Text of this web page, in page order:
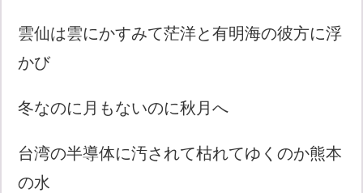
雲仙は雲にかすみて茫洋と有明海の彼方に浮
かび
冬なのに月もないのに秋月へ
台湾の半導体に汚されて枯れてゆくのか熊本
の水